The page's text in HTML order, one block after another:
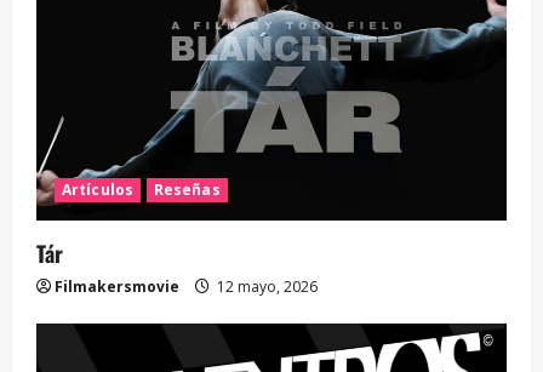
Artículos Reseñas
Tár
Filmakersmovie 12 mayo, 2026